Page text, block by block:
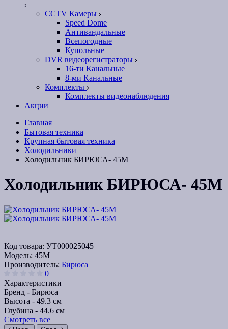
CCTV Камеры
Speed Dome
Антивандальные
Всепогодные
Купольные
DVR видеорегистраторы
16-ти Канальные
8-ми Канальные
Комплекты
Комплекты видеонаблюдения
Акции
Главная
Бытовая техника
Крупная бытовая техника
Холодильники
Холодильник БИРЮСА- 45М
Холодильник БИРЮСА- 45М
Код товара: УТ000025045
Модель: 45М
Производитель: Бирюса
0
Характеристики
Бренд - Бирюса
Высота - 49.3 см
Глубина - 44.6 см
Смотреть все